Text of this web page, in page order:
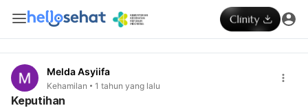
Melda Asyiifa
Kehamilan 1 tahun yang lalu
Keputihan